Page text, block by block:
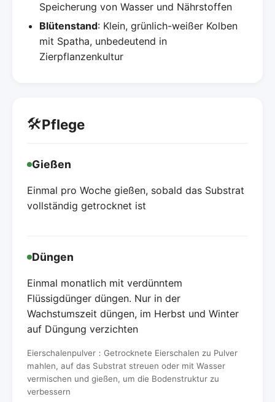
Speicherung von Wasser und Nährstoffen
Blütenstand: Klein, grünlich-weißer Kolben
mit Spatha, unbedeutend in
Zierpflanzenkultur
🛠️Pflege
Gießen
Einmal pro Woche gießen, sobald das Substrat
vollständig getrocknet ist
Düngen
Einmal monatlich mit verdünntem
Flüssigdünger düngen. Nur in der
Wachstumszeit düngen, im Herbst und Winter
auf Düngung verzichten
Eierschalenpulver：Getrocknete Eierschalen zu Pulver
mahlen, auf das Substrat streuen oder mit Wasser
vermischen und gießen, um die Bodenstruktur zu
verbessern